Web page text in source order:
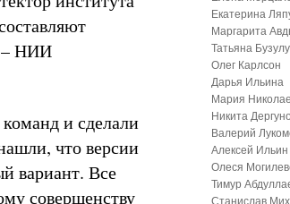
– НИИ
и сделали
что версии
вариант. Все
совершенству
Екатерина
Маргарита
Татьяна
Олег Карлсон
Дарья Ильина
Мария
Никита
Валерий
Алексей Ильин
Олеся
Тимур
Станислав